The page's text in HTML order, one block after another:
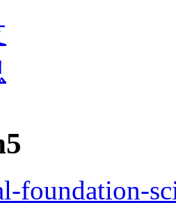
foundation-